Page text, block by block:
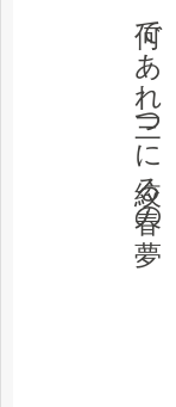
何であれ三つに絞る春の夢